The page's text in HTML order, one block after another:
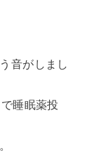
音がしまし
睡眠薬投